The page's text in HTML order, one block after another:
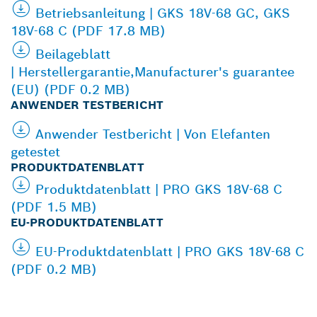
Betriebsanleitung | GKS 18V-68 GC, GKS
18V-68 C (PDF 17.8 MB)
Beilageblatt
| Herstellergarantie,Manufacturer's guarantee
(EU) (PDF 0.2 MB)
ANWENDER TESTBERICHT
Anwender Testbericht | Von Elefanten
getestet
PRODUKTDATENBLATT
Produktdatenblatt | PRO GKS 18V-68 C
(PDF 1.5 MB)
EU-PRODUKTDATENBLATT
EU-Produktdatenblatt | PRO GKS 18V-68 C
(PDF 0.2 MB)